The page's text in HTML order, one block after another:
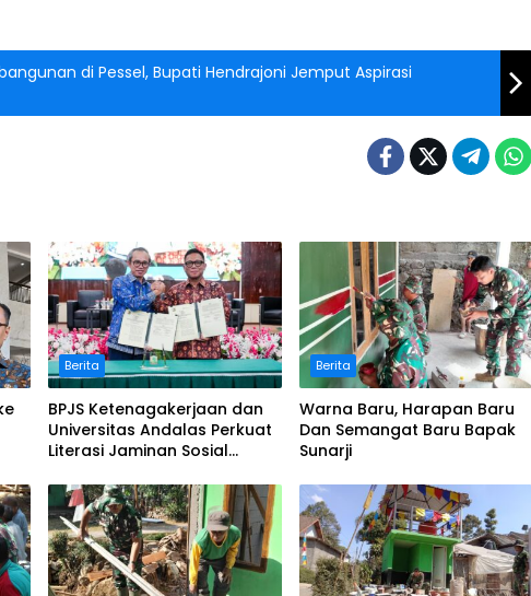
di Pessel, Bupati Hendrajoni Jemput Aspirasi
Berita
BPJS Ketenagakerjaan dan
Universitas Andalas Perkuat
Literasi Jaminan Sosial
Pengabdian Masyarakat
Berita
Warna Baru, Harapan Baru
Dan Semangat Baru Bapak
Sunarji